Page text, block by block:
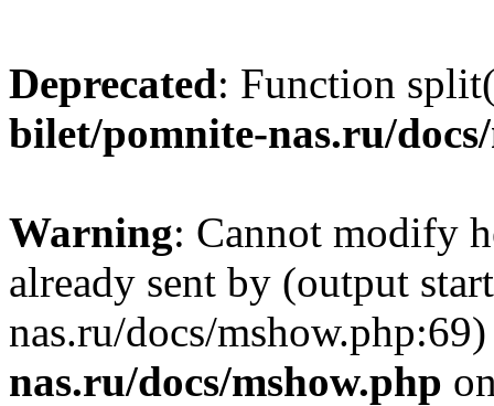
Deprecated: Function
bilet/pomnite-nas.ru/
Warning: Cannot modify
already sent by (output
nas.ru/docs/
nas.ru/docs/mshow.php